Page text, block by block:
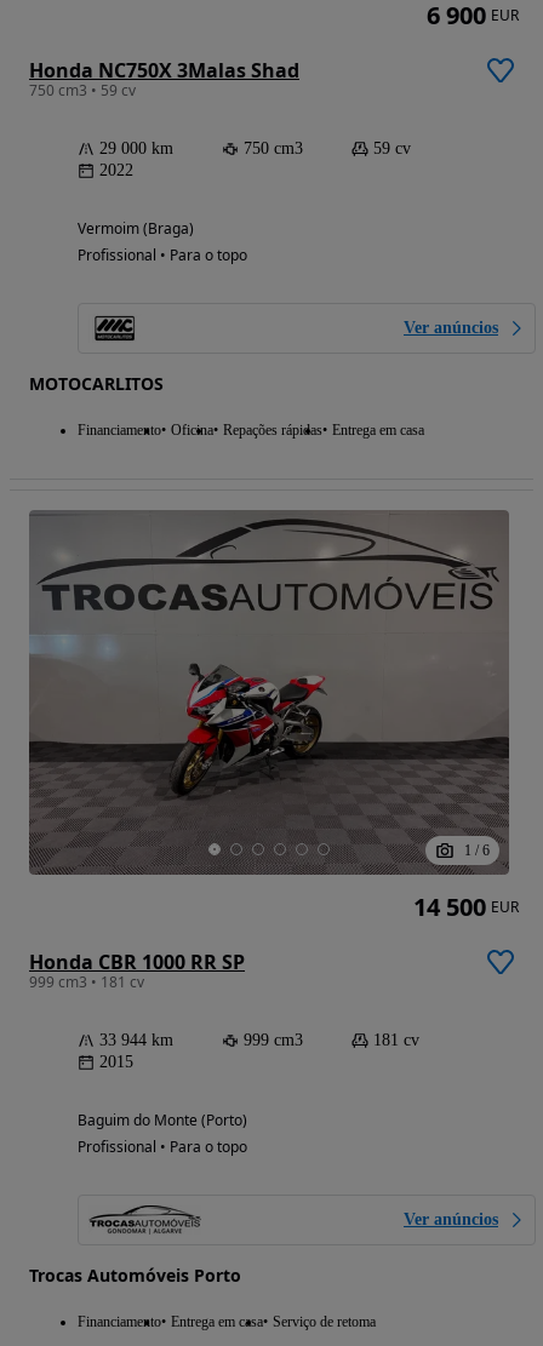
Honda NC750X 3Malas Shad
750 cm3 • 59 cv
29 000 km 750 cm3
59 cv
2022
Vermoim (Braga)
Profissional • Para o topo
Ver anúncios
MOTOCARLITOS
Financiamento Oficina Repações rápidas Entrega em casa
6 900 EUR
1 / 6
Honda CBR 1000 RR SP
999 cm3 • 181 cv
33 944 km 999 cm3
181 cv
2015
Baguim do Monte (Porto)
Profissional • Para o topo
Ver anúncios
Trocas Automóveis Porto
Financiamento Entrega em casa Serviço de retoma
14 500 EUR